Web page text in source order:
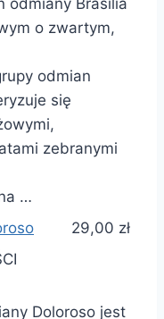
odmiany Brasilia
o zwartym,
odmian
się
zebranymi
…
29,00 zł
Doloroso jest